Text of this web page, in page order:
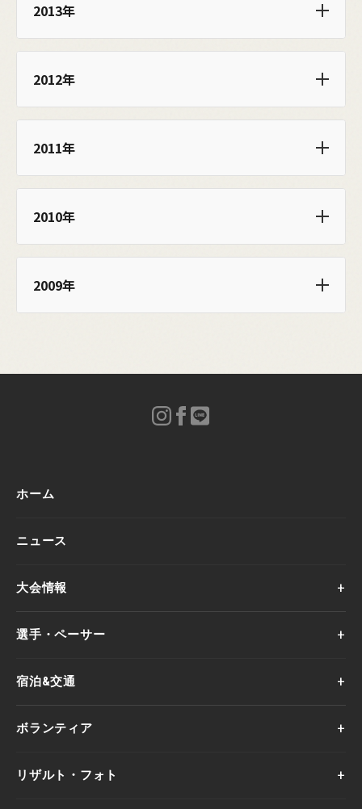
2013年
2012年
2011年
2010年
2009年
ホーム
ニュース
大会情報
選手・ペーサー
宿泊&交通
ボランティア
リザルト・フォト